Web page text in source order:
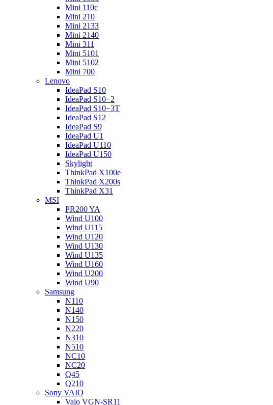
Mini 110c
Mini 210
Mini 2133
Mini 2140
Mini 311
Mini 5101
Mini 5102
Mini 700
Lenovo
IdeaPad S10
IdeaPad S10−2
IdeaPad S10−3T
IdeaPad S12
IdeaPad S9
IdeaPad U1
IdeaPad U110
IdeaPad U150
Skylight
ThinkPad X100e
ThinkPad X200s
ThinkPad X31
MSI
PR200 YA
Wind U100
Wind U115
Wind U120
Wind U130
Wind U135
Wind U160
Wind U200
Wind U90
Samsung
N110
N140
N150
N220
N310
N510
NC10
NC20
Q45
Q210
Sony VAIO
Vaio VGN-SR11